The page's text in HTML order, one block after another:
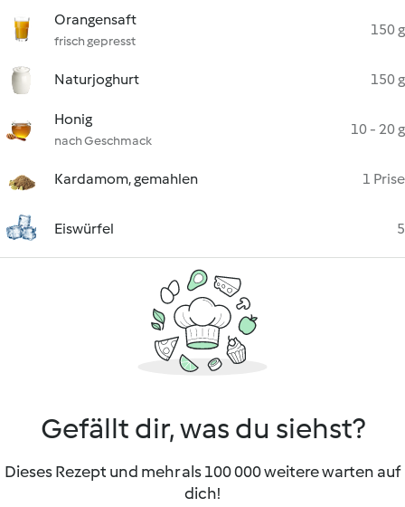
Orangensaft
frisch gepresst
150 g
Naturjoghurt 150 g
Honig
nach Geschmack
10 - 20 g
Kardamom, gemahlen 1 Prise
Eiswürfel 5
Gefällt dir, was du siehst?
Dieses Rezept und mehr als 100 000 weitere warten auf
dich!